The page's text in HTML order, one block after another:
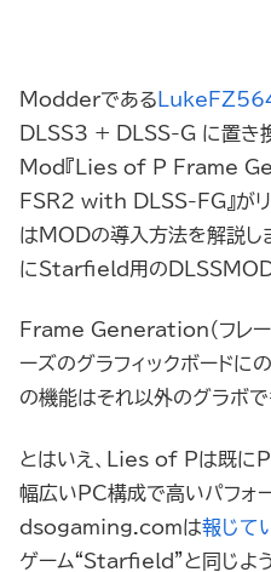
Modderである
DLSS3 + DLSS-G に置き
Mod『Lies of P Frame
FSR2 with DLSS-FG』がリ
はMODの導入方法を解説
にStarfield用のDLSSMOD
Frame Generation（フレー
ーズのグラフィックボードに
の機能はそれ以外のグラボで
とはいえ、Lies of Pは既に
幅広いPC構成で高いパフォ
dsogaming.comは報じて
ゲーム“Starfield”と同じよ